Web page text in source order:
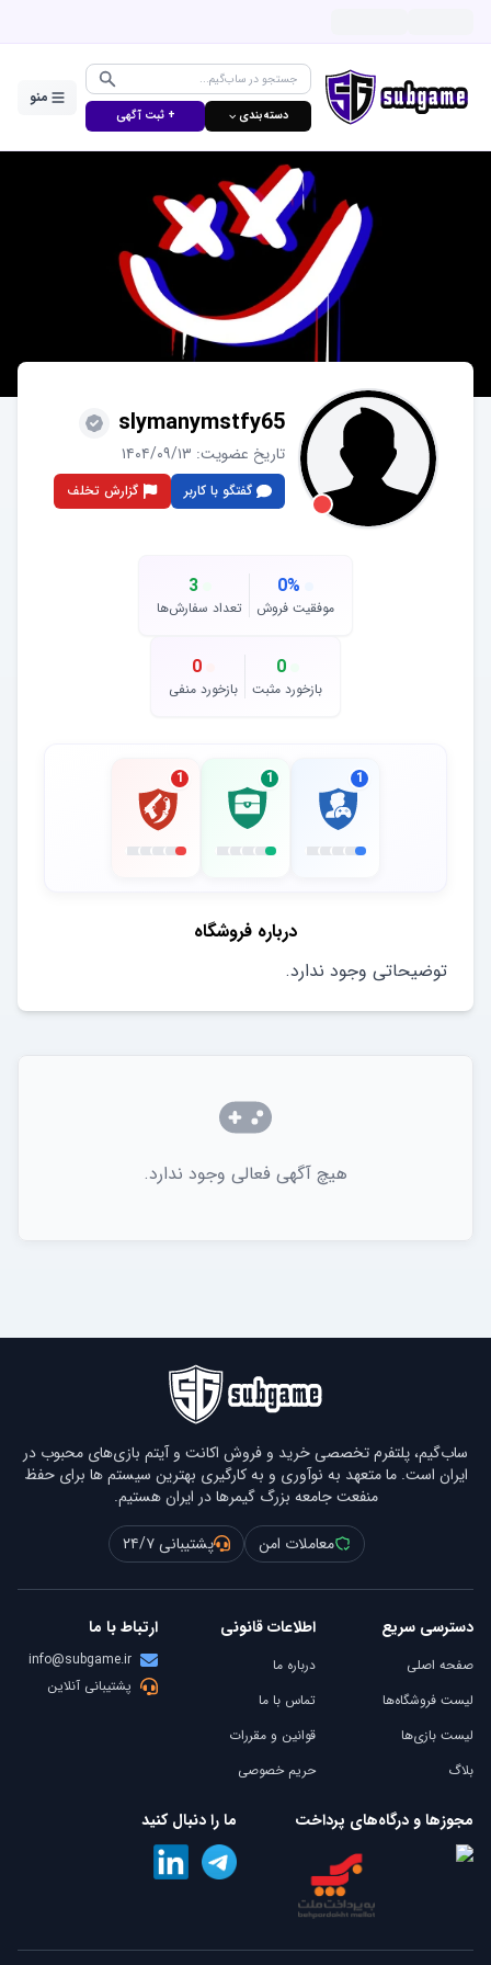
دسته‌بندی ⌵ + ثبت آگهی
منو
slymanymstfy65
تاریخ عضویت: ۱۴۰۴/۰۹/۱۳
گفتگو با کاربر گزارش تخلف
0%
موفقیت فروش
3
تعداد سفارش‌ها
0
بازخورد مثبت
0
بازخورد منفی
1
1
1
درباره فروشگاه
توضیحاتی وجود ندارد.
هیچ آگهی فعالی وجود ندارد.
ساب‌گیم، پلتفرم تخصصی خرید و فروش اکانت و آیتم بازی‌های محبوب در
ایران است. ما متعهد به نوآوری و به کارگیری بهترین سیستم ها برای حفظ
منفعت جامعه بزرگ گیمرها در ایران هستیم.
معاملات امن
پشتیبانی ۲۴/۷
دسترسی سریع
صفحه اصلی
لیست فروشگاه‌ها
لیست بازی‌ها
بلاگ
اطلاعات قانونی
درباره ما
تماس با ما
قوانین و مقررات
حریم خصوصی
ارتباط با ما
info@subgame.ir
پشتیبانی آنلاین
مجوزها و درگاه‌های پرداخت ما را دنبال کنید